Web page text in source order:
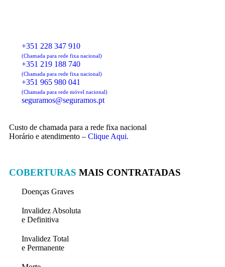
+351 228 347 910
(Chamada para rede fixa nacional)
+351 219 188 740
(Chamada para rede fixa nacional)
+351 965 980 041
(Chamada para rede móvel nacional)
seguramos@seguramos.pt
Custo de chamada para a rede fixa nacional
Horário e atendimento – Clique Aqui.
COBERTURAS MAIS CONTRATADAS
Doenças Graves
Invalidez Absoluta
e Definitiva
Invalidez Total
e Permanente